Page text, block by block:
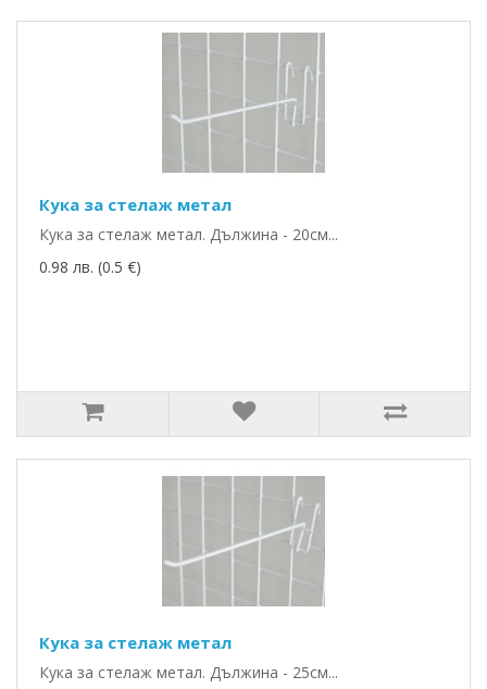
Кука за стелаж метал
Кука за стелаж метал. Дължина - 20см...
0.98 лв. (0.5 €)
Кука за стелаж метал
Кука за стелаж метал. Дължина - 25см...